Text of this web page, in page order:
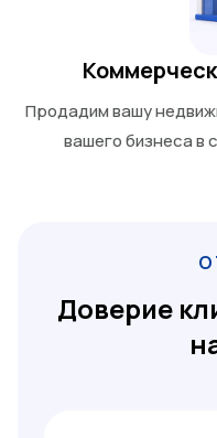
Продадим вашу
вашего бизнеса в
Доверие